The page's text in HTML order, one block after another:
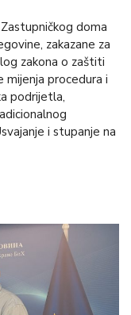
doma
zakazane za
zakona o zaštiti
mijenja procedura i
podrijetla,
i stupanje na